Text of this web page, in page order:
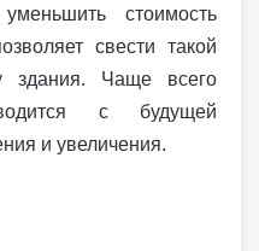
стоимость
свести такой
здания. Чаще всего
с будущей
и увеличения.